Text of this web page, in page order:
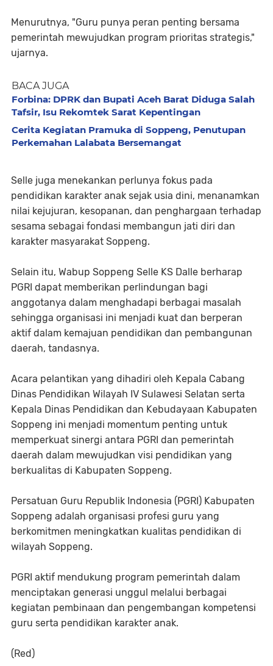
Menurutnya, "Guru punya peran penting bersama
pemerintah mewujudkan program prioritas strategis,"
ujarnya.
BACA JUGA
Forbina: DPRK dan Bupati Aceh Barat Diduga Salah
Tafsir, Isu Rekomtek Sarat Kepentingan
Cerita Kegiatan Pramuka di Soppeng, Penutupan
Perkemahan Lalabata Bersemangat
Selle juga menekankan perlunya fokus pada
pendidikan karakter anak sejak usia dini, menanamkan
nilai kejujuran, kesopanan, dan penghargaan terhadap
sesama sebagai fondasi membangun jati diri dan
karakter masyarakat Soppeng.
Selain itu, Wabup Soppeng Selle KS Dalle berharap
PGRI dapat memberikan perlindungan bagi
anggotanya dalam menghadapi berbagai masalah
sehingga organisasi ini menjadi kuat dan berperan
aktif dalam kemajuan pendidikan dan pembangunan
daerah, tandasnya.
Acara pelantikan yang dihadiri oleh Kepala Cabang
Dinas Pendidikan Wilayah IV Sulawesi Selatan serta
Kepala Dinas Pendidikan dan Kebudayaan Kabupaten
Soppeng ini menjadi momentum penting untuk
memperkuat sinergi antara PGRI dan pemerintah
daerah dalam mewujudkan visi pendidikan yang
berkualitas di Kabupaten Soppeng.
Persatuan Guru Republik Indonesia (PGRI) Kabupaten
Soppeng adalah organisasi profesi guru yang
berkomitmen meningkatkan kualitas pendidikan di
wilayah Soppeng.
PGRI aktif mendukung program pemerintah dalam
menciptakan generasi unggul melalui berbagai
kegiatan pembinaan dan pengembangan kompetensi
guru serta pendidikan karakter anak.
(Red)